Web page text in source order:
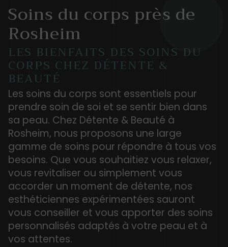
Soins du corps près de
Rosheim
LES BIENFAITS DES SOINS DU
CORPS CHEZ DÉTENTE &
BEAUTÉ
Les soins du corps sont essentiels pour
prendre soin de soi et se sentir bien dans
sa peau. Chez Détente & Beauté à
Rosheim, nous proposons une large
gamme de soins pour répondre à tous vos
besoins. Que vous souhaitiez vous relaxer,
vous revitaliser ou simplement vous
accorder un moment de détente, nos
esthéticiennes expérimentées sauront
vous conseiller et vous apporter des soins
personnalisés adaptés à votre peau et à
vos attentes.